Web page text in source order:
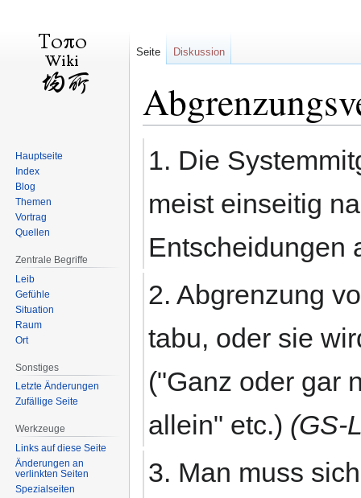
Navigation
Suche
1. Die
meist einseitig
Entscheidungen
2. Abgrenzung
tabu, oder sie
("Ganz oder gar
allein" etc.) (GS-
3. Man muss
Seite Diskussion
Hauptseite
Index
Blog
Themen
Vortrag
Quellen
Zentrale Begriffe
Leib
Gefühle
Situation
Raum
Ort
Sonstiges
Letzte Änderungen
Zufällige Seite
Werkzeuge
Links auf diese Seite
Änderungen an
verlinkten Seiten
Spezialseiten